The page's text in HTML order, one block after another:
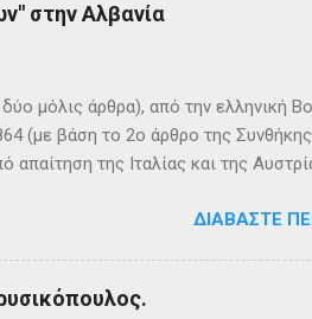
υπήρχε έντονη ευωδία από
στην Αλβανία
μόλις άρθρα), από την ελληνική
(με βάση το 2ο άρθρο της
απαίτηση της Ιταλίας και της
και η ιταλική της Saseno. Έχει
αναφέρει σε ένα «επεισόδιο»
ΔΙΑΒΆΣΤΕ